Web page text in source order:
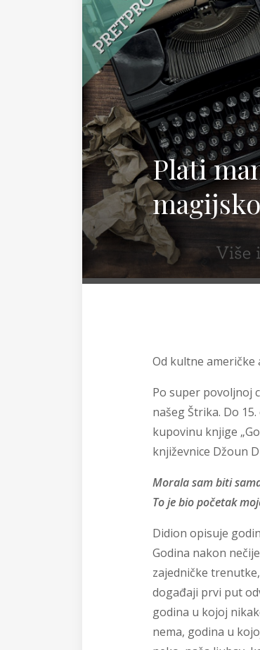
Plati
Od kultne
Po super povoljnoj
našeg Štrika. Do
kupovinu knjige
književnice Džoun
Morala sam biti
To je bio početak
Didion opisuje
Godina nakon
zajedničke
događaji prvi put
godina u kojoj
nema, godina u